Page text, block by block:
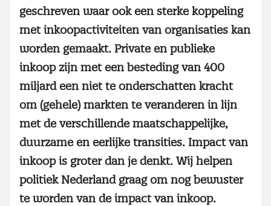
geschreven waar ook een sterke koppeling
met inkoopactiviteiten van organisaties kan
worden gemaakt. Private en publieke
inkoop zijn met een besteding van 400
miljard een niet te onderschatten kracht
om (gehele) markten te veranderen in lijn
met de verschillende maatschappelijke,
duurzame en eerlijke transities. Impact van
inkoop is groter dan je denkt. Wij helpen
politiek Nederland graag om nog bewuster
te worden van de impact van inkoop.